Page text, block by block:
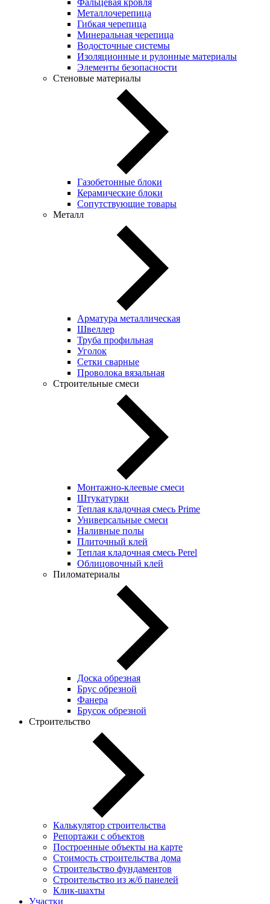
Металлочерепица
Гибкая черепица
Минеральная черепица
Водосточные системы
Изоляционные и рулонные материалы
Элементы безопасности
Стеновые материалы
Газобетонные блоки
Керамические блоки
Сопутствующие товары
Металл
Арматура металлическая
Швеллер
Труба профильная
Уголок
Сетки сварные
Проволока вязальная
Строительные смеси
Монтажно-клеевые смеси
Штукатурки
Теплая кладочная смесь Prime
Универсальные смеси
Наливные полы
Плиточный клей
Теплая кладочная смесь Perel
Облицовочный клей
Пиломатериалы
Доска обрезная
Брус обрезной
Фанера
Брусок обрезной
Строительство
Калькулятор строительства
Репортажи с объектов
Построенные объекты на карте
Стоимость строительства дома
Строительство фундаментов
Строительство из ж/б панелей
Клик-шахты
Участки